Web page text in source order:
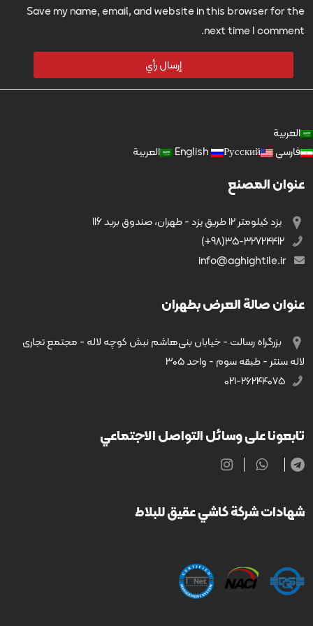
Save my name, email, and website in this browser for the
next time I comment.
العربية
فارسی
English Русский العربية
عنوان المصنع
يزد کیلومتر ۱۲ طریق يزد - طهران، صندوق بريد 116
عنوان صالة العرض بطهران
بزرگراه رسالت - خیابان بنی‌هاشم نبش کوچه لاله - مجتمع تجاری
لاله سنتر - طبقه سوم - واحد ۳۰۵
۰۲۱-۲۶۲۴۴۰۷۵
تابعونا على وسائل التواصل الاجتماعي
شهادات شركة كاشي عقيق للبلاط